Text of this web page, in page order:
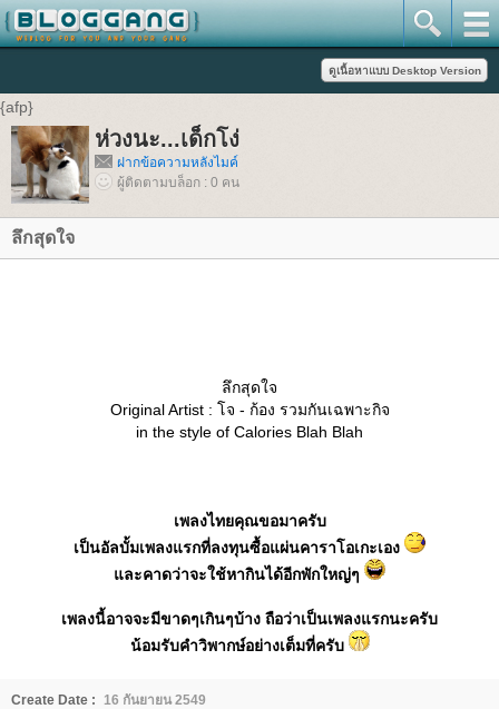
{afp}
ห่วงนะ...เด็กโง่
ฝากข้อความหลังไมค์
ผู้ติดตามบล็อก : 0 คน
ลึกสุดใจ
ลึกสุดใจ
Original Artist : โจ - ก้อง รวมกันเฉพาะกิจ
in the style of Calories Blah Blah
เพลงไทยคุณขอมาครับ
เป็นอัลบั้มเพลงแรกที่ลงทุนซื้อแผ่นคาราโอเกะเอง
และคาดว่าจะใช้หากินได้อีกพักใหญ่ๆ
เพลงนี้อาจจะมีขาดๆเกินๆบ้าง ถือว่าเป็นเพลงแรกนะครับ
น้อมรับคำวิพากษ์อย่างเต็มที่ครับ
Create Date : 16 กันยายน 2549